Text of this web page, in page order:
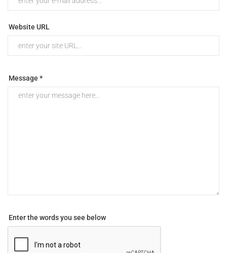
Website URL
Message *
Enter the words you see below